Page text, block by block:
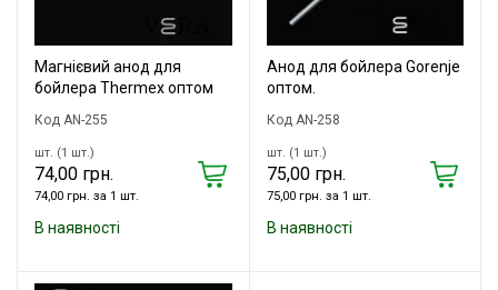
Магнієвий анод для
бойлера Thermex оптом
Код AN-255
шт. (1 шт.)
74,00 грн.
74,00 грн. за 1 шт.
В наявності
Анод для бойлера Gorenje
оптом.
Код AN-258
шт. (1 шт.)
75,00 грн.
75,00 грн. за 1 шт.
В наявності